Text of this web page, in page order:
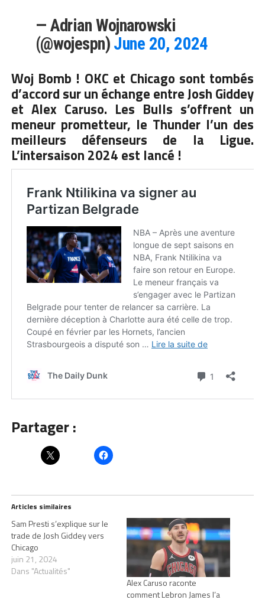
— Adrian Wojnarowski
(@wojespn) June 20, 2024
Woj Bomb ! OKC et Chicago sont tombés
d’accord sur un échange entre Josh Giddey
et Alex Caruso. Les Bulls s’offrent un
meneur prometteur, le Thunder l’un des
meilleurs défenseurs de la Ligue.
L’intersaison 2024 est lancé !
Partager :
Articles similaires
Sam Presti s’explique sur le
trade de Josh Giddey vers
Chicago
juin 21, 2024
Dans "Actualités"
Alex Caruso raconte
comment Lebron James l’a